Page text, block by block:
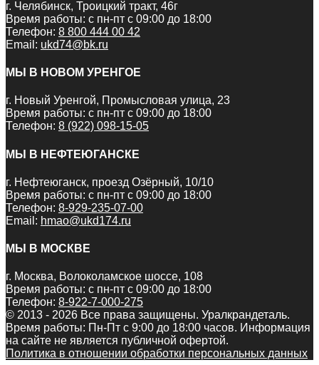
г. Челябинск, Троицкий тракт, 46г
Время работы: с пн-пт с 09:00 до 18:00
Телефон: 8 800 444 00 42
Email: ukd74@bk.ru
МЫ В НОВОМ УРЕНГОЕ
г. Новый Уренгой, Промысловая улица, 23
Время работы: с пн-пт с 09:00 до 18:00
Телефон: 8 (922) 098-15-05
МЫ В НЕФТЕЮГАНСКЕ
г. Нефтеюганск, проезд Озёрный, 10/10
Время работы: с пн-пт с 09:00 до 18:00
Телефон: 8-929-235-07-00
Email: hmao@ukd174.ru
МЫ В МОСКВЕ
г. Москва, Волоколамское шоссе, 108
Время работы: с пн-пт с 09:00 до 18:00
Телефон: 8-922-7-000-275
© 2013 - 2026 Все права защищены. Уралкрандеталь.
Время работы: Пн-Пт c 9:00 до 18:00 часов. Информация
на сайте не является публичной офертой.
Политика в отношении обработки персональных данных